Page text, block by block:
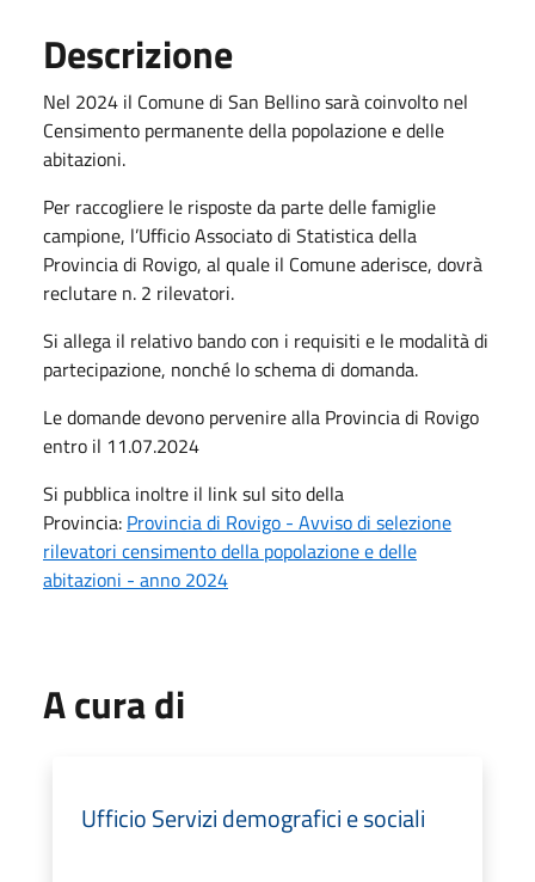
Descrizione
Nel 2024 il Comune di San Bellino sarà coinvolto nel
Censimento permanente della popolazione e delle
abitazioni.
Per raccogliere le risposte da parte delle famiglie
campione, l’Ufficio Associato di Statistica della
Provincia di Rovigo, al quale il Comune aderisce, dovrà
reclutare n. 2 rilevatori.
Si allega il relativo bando con i requisiti e le modalità di
partecipazione, nonché lo schema di domanda.
Le domande devono pervenire alla Provincia di Rovigo
entro il 11.07.2024
Si pubblica inoltre il link sul sito della
Provincia: Provincia di Rovigo - Avviso di selezione
rilevatori censimento della popolazione e delle
abitazioni - anno 2024
A cura di
Ufficio Servizi demografici e sociali